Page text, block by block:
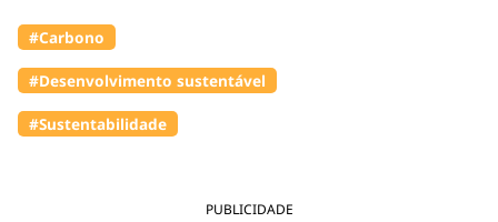
PUBLICIDADE
#Carbono
#Desenvolvimento sustentável
#Sustentabilidade